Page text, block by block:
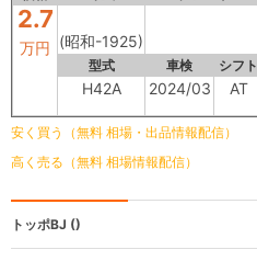
2.7
万円 (昭和-1925)
型式 車検 シフト
H42A 2024/03 AT
安く買う（無料 相場・出品情報配信）
高く売る（無料 相場情報配信）
トッポBJ ()